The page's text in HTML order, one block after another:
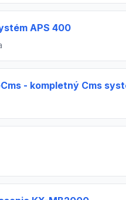
APS 400
- kompletný Cms